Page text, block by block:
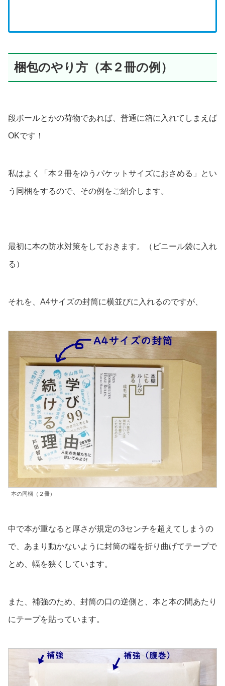
梱包のやり方（本２冊の例）
段ボールとかの荷物であれば、普通に箱に入れてしまえば
OKです！
私はよく「本２冊をゆうパケットサイズにおさめる」とい
う同梱をするので、その例をご紹介します。
最初に本の防水対策をしておきます。（ビニール袋に入れ
る）
それを、A4サイズの封筒に横並びに入れるのですが、
本の同梱（２冊）
中で本が重なると厚さが規定の3センチを超えてしまうの
で、あまり動かないように封筒の端を折り曲げてテープで
とめ、幅を狭くしています。
また、補強のため、封筒の口の逆側と、本と本の間あたり
にテープを貼っています。